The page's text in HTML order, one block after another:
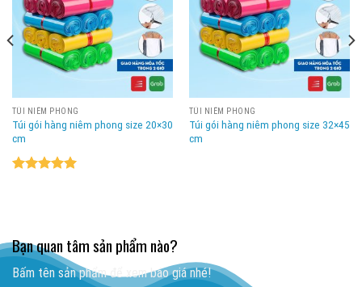
TÚI NIÊM PHONG
Túi gói hàng niêm phong size 20×30
cm
TÚI NIÊM PHONG
Túi gói hàng niêm phong size 32×45
cm
Bạn quan tâm sản phẩm nào?
Bấm tên sản phẩm để xem báo giá nhé!